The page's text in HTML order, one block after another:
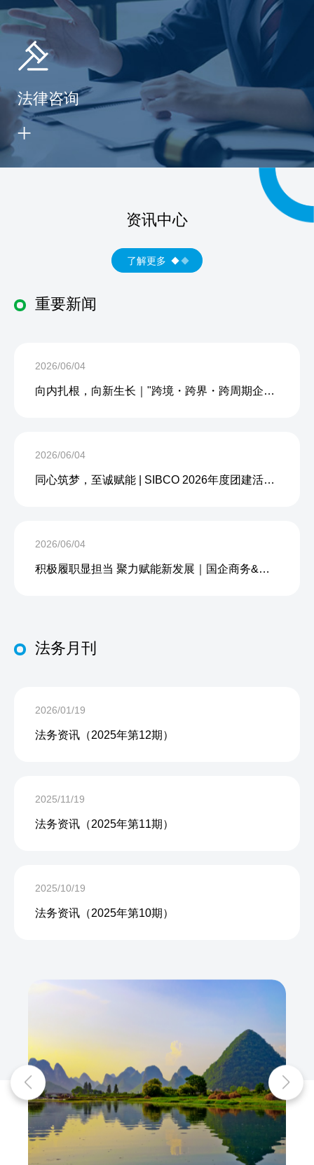
法律咨询
资讯中心
了解更多
重要新闻
2026/06/04
向内扎根，向新生长｜"跨境・跨界・跨周期企业内生力沙龙"成功举办
2026/06/04
同心筑梦，至诚赋能 | SIBCO 2026年度团建活动圆满收官
2026/06/04
积极履职显担当 聚力赋能新发展｜国企商务&中企人力出席上海现代服务业联合会第五届会员大会第三次会议暨2026服务业高质量发展大会
法务月刊
2026/01/19
法务资讯（2025年第12期）
2025/11/19
法务资讯（2025年第11期）
2025/10/19
法务资讯（2025年第10期）